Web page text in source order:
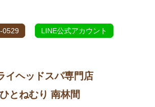
0529 LINE公式アカウント
イヘッドスパ専門店
ひとねむり 南林間